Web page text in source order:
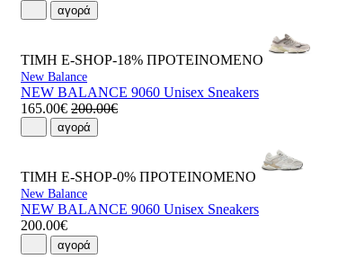
αγορά
ΤΙΜΗ E-SHOP-18% ΠΡΟΤΕΙΝΟΜΕΝΟ
New Balance
NEW BALANCE 9060 Unisex Sneakers
165.00€ 200.00€
αγορά
ΤΙΜΗ E-SHOP-0% ΠΡΟΤΕΙΝΟΜΕΝΟ
New Balance
NEW BALANCE 9060 Unisex Sneakers
200.00€
αγορά